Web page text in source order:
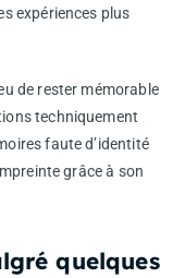
expériences plus
de rester mémorable
techniquement
faute d’identité
grâce à son
quelques